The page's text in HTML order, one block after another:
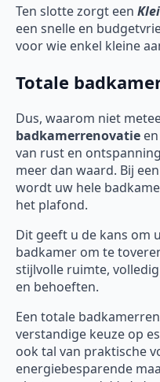
Ten slotte zorgt een
een snelle en
voor wie enkel kleine
Totale
Dus, waarom niet
badkamerrenovatie
van rust en
meer dan waard. Bij
wordt uw hele
het plafond.
Dit geeft u de kans om
badkamer om te
stijlvolle ruimte,
en behoeften.
Een totale
verstandige keuze op
ook tal van praktische
energiebesparende